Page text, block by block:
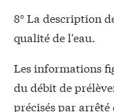
8° La description
qualité de l'eau.
Les informations
du débit de
précisés par